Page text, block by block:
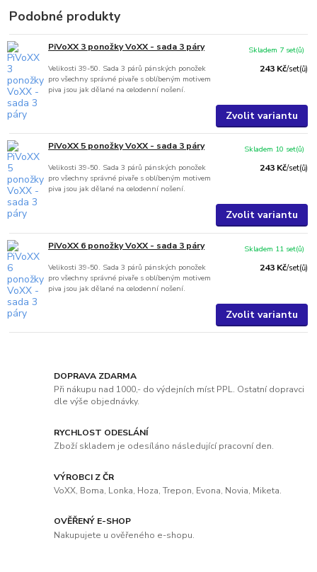
Podobné produkty
PiVoXX 3 ponožky VoXX - sada 3 páry
Velikosti 39-50. Sada 3 párů pánských ponožek
pro všechny správné pivaře s oblíbeným motivem
piva jsou jak dělané na celodenní nošení.
243 Kč/set(ů)
Skladem 7 set(ů)
Zvolit variantu
PiVoXX 5 ponožky VoXX - sada 3 páry
Velikosti 39-50. Sada 3 párů pánských ponožek
pro všechny správné pivaře s oblíbeným motivem
piva jsou jak dělané na celodenní nošení.
243 Kč/set(ů)
Skladem 10 set(ů)
Zvolit variantu
PiVoXX 6 ponožky VoXX - sada 3 páry
Velikosti 39-50. Sada 3 párů pánských ponožek
pro všechny správné pivaře s oblíbeným motivem
piva jsou jak dělané na celodenní nošení.
243 Kč/set(ů)
Skladem 11 set(ů)
Zvolit variantu
DOPRAVA ZDARMA
Při nákupu nad 1000,- do výdejních míst PPL. Ostatní dopravci
dle výše objednávky.
RYCHLOST ODESLÁNÍ
Zboží skladem je odesíláno následující pracovní den.
VÝROBCI Z ČR
VoXX, Boma, Lonka, Hoza, Trepon, Evona, Novia, Miketa.
OVĚŘENÝ E-SHOP
Nakupujete u ověřeného e-shopu.